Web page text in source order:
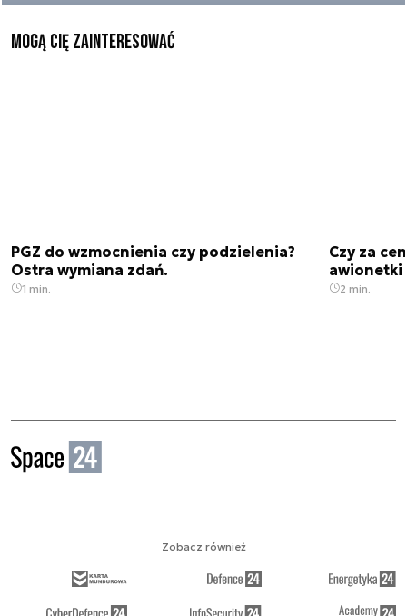
Mogą Cię zainteresować
PGZ do wzmocnienia czy podzielenia?
Ostra wymiana zdań.
1 min.
Czy za
awionetki
2 min.
Zobacz również